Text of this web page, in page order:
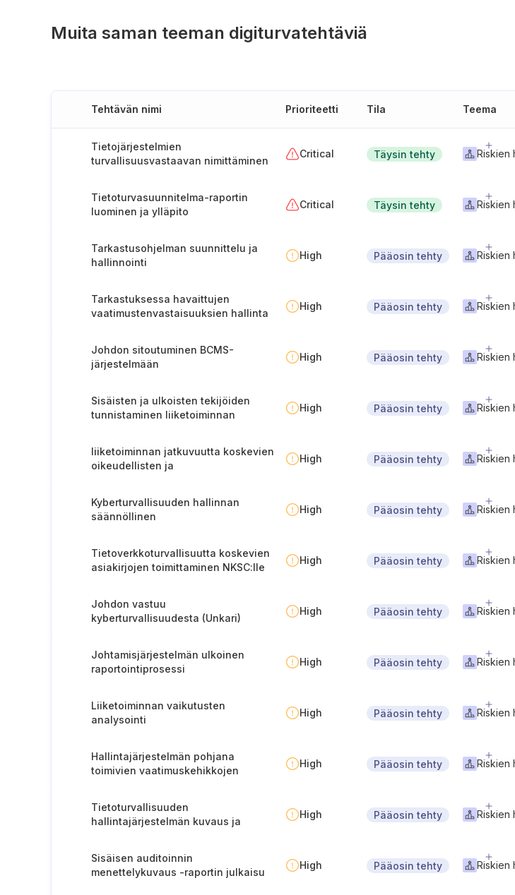
Muita saman teeman digiturvatehtäviä
Tehtävän nimi Prioriteetti Tila Teema
Tietojärjestelmien
turvallisuusvastaavan nimittäminen
Critical Täysin tehty Riskien
Tietoturvasuunnitelma-raportin
luominen ja ylläpito
Critical Täysin tehty Riskien
Tarkastusohjelman suunnittelu ja
hallinnointi
High Pääosin tehty Riskien
Tarkastuksessa havaittujen
vaatimustenvastaisuuksien hallinta
High Pääosin tehty Riskien
Johdon sitoutuminen BCMS-
järjestelmään
High Pääosin tehty Riskien
Sisäisten ja ulkoisten tekijöiden
tunnistaminen liiketoiminnan
High Pääosin tehty Riskien
liiketoiminnan jatkuvuutta koskevien
oikeudellisten ja
High Pääosin tehty Riskien
Kyberturvallisuuden hallinnan
säännöllinen
High Pääosin tehty Riskien
Tietoverkkoturvallisuutta koskevien
asiakirjojen toimittaminen NKSC:lle
High Pääosin tehty Riskien
Johdon vastuu
kyberturvallisuudesta (Unkari)
High Pääosin tehty Riskien
Johtamisjärjestelmän ulkoinen
raportointiprosessi
High Pääosin tehty Riskien
Liiketoiminnan vaikutusten
analysointi
High Pääosin tehty Riskien
Hallintajärjestelmän pohjana
toimivien vaatimuskehikkojen
High Pääosin tehty Riskien
Tietoturvallisuuden
hallintajärjestelmän kuvaus ja
High Pääosin tehty Riskien
Sisäisen auditoinnin
menettelykuvaus -raportin julkaisu
High Pääosin tehty Riskien